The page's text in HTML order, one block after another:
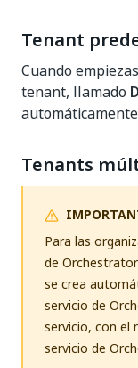
Tenant
Cuando
tenant, llamado
Tenants
Para las
de
se crea
servicio de
servicio, con el
servicio de